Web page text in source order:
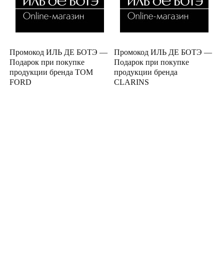
Промокод ИЛЬ ДЕ БОТЭ —
Подарок при покупке
продукции бренда TOM
FORD
Промокод ИЛЬ ДЕ БОТЭ —
Подарок при покупке
продукции бренда
CLARINS